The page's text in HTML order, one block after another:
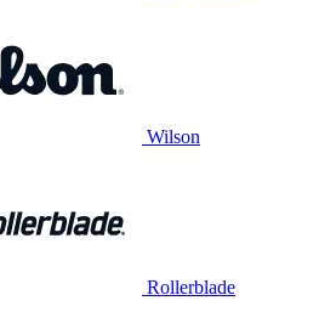
Wilson
Rollerblade